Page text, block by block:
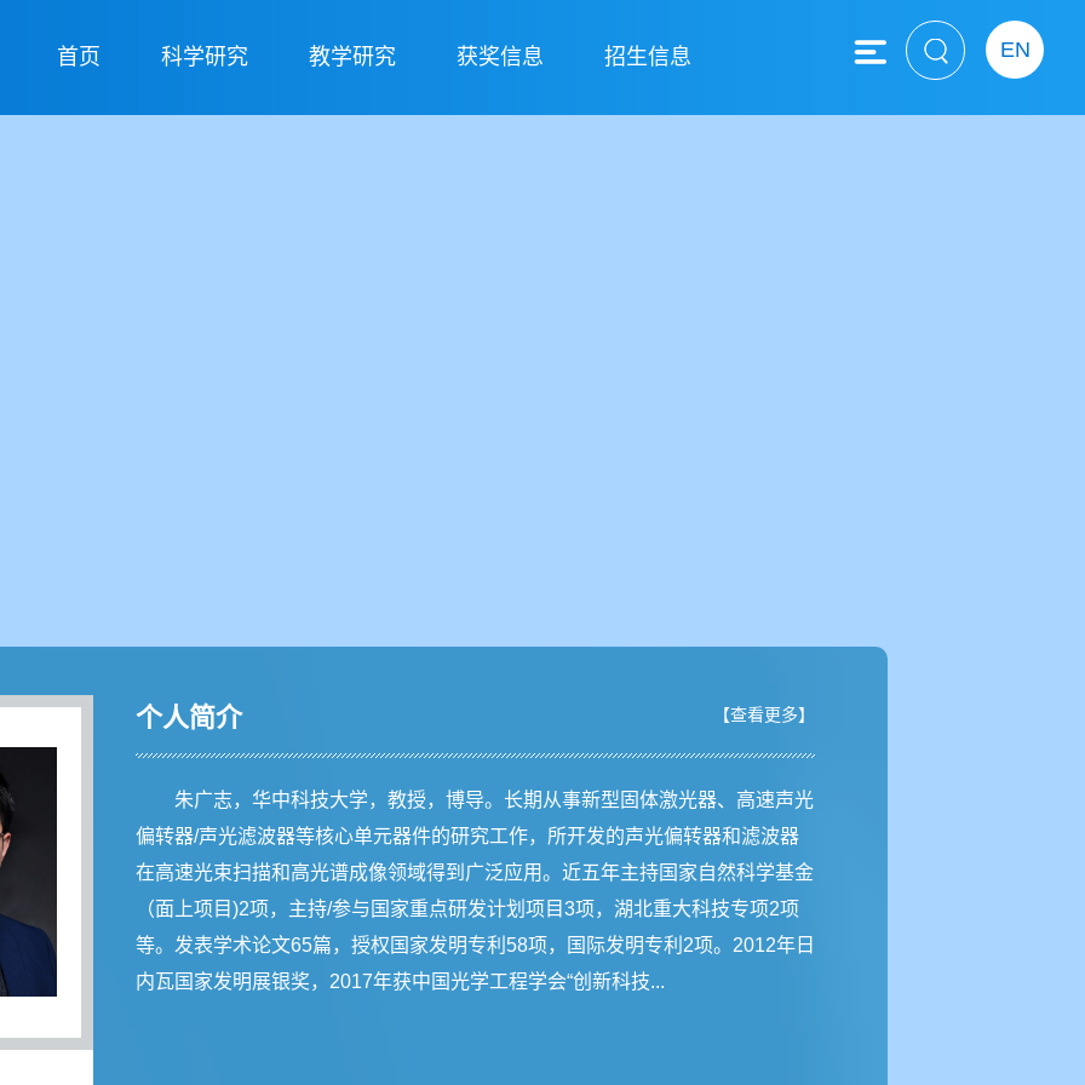
EN
首页 科学研究 教学研究 获奖信息 招生信息
个人简介 【查看更多】
朱广志，华中科技大学，教授，博导。长期从事新型固体激光器、高速声光
偏转器/声光滤波器等核心单元器件的研究工作，所开发的声光偏转器和滤波器
在高速光束扫描和高光谱成像领域得到广泛应用。近五年主持国家自然科学基金
（面上项目)2项，主持/参与国家重点研发计划项目3项，湖北重大科技专项2项
等。发表学术论文65篇，授权国家发明专利58项，国际发明专利2项。2012年日
内瓦国家发明展银奖，2017年获中国光学工程学会“创新科技...